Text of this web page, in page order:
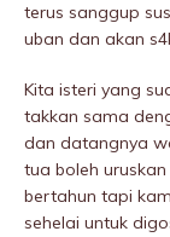
terus sanggup
uban dan akan
Kita isteri yang
takkan sama
dan datangnya
tua boleh
bertahun tapi
sehelai untuk